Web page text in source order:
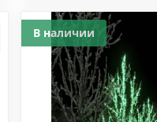
В наличии